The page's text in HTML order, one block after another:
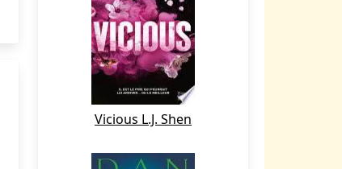
Vicious L.J. Shen